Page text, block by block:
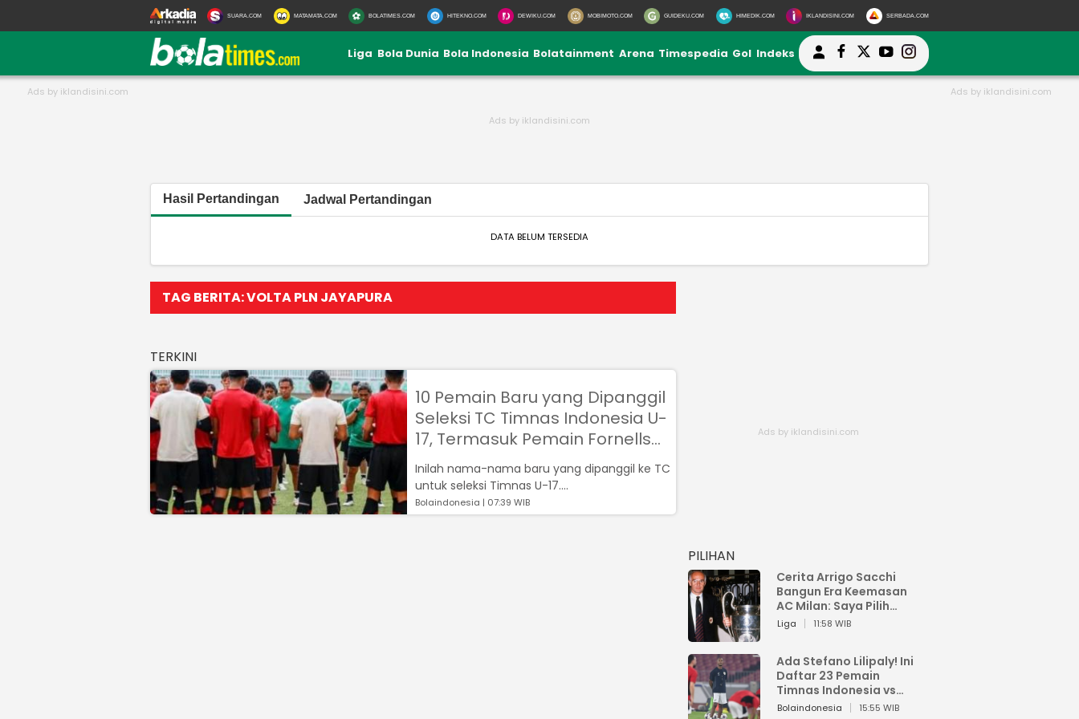
SUARA.COM MATAMATA.COM BOLATIMES.COM HITEKNO.COM DEWIKU.COM MOBIMOTO.COM GUIDEKU.COM HIMEDIK.COM IKLANDISINI.COM SERBADA.COM
Liga Bola Dunia Bola Indonesia Bolatainment Arena Timespedia Gol Indeks
Hasil Pertandingan Jadwal Pertandingan
DATA BELUM TERSEDIA
TAG BERITA: VOLTA PLN JAYAPURA
TERKINI
10 Pemain Baru yang Dipanggil
Seleksi TC Timnas Indonesia U-
17, Termasuk Pemain Fornells
Barcelona
Inilah nama-nama baru yang dipanggil ke TC
untuk seleksi Timnas U-17....
Bolaindonesia | 07:39 WIB
PILIHAN
Cerita Arrigo Sacchi
Bangun Era Keemasan
AC Milan: Saya Pilih
Pemain dari Isi Otaknya
Liga 11:58 WIB
Ada Stefano Lilipaly! Ini
Daftar 23 Pemain
Timnas Indonesia vs
China
Bolaindonesia 15:55 WIB